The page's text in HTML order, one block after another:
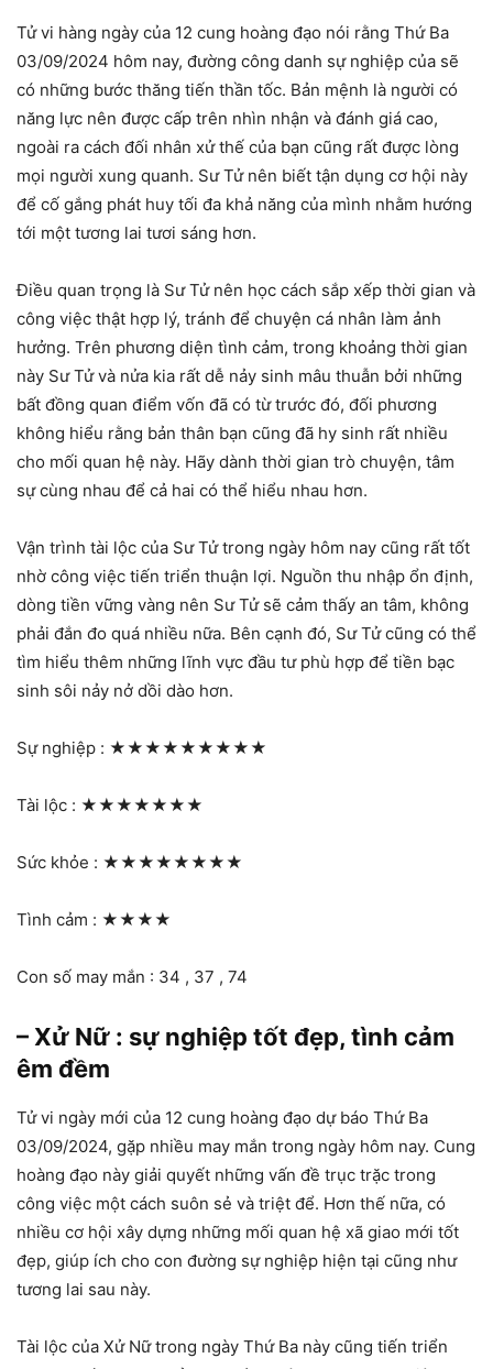
Tử vi hàng ngày của 12 cung hoàng đạo nói rằng Thứ Ba
03/09/2024 hôm nay, đường công danh sự nghiệp của sẽ
có những bước thăng tiến thần tốc. Bản mệnh là người có
năng lực nên được cấp trên nhìn nhận và đánh giá cao,
ngoài ra cách đối nhân xử thế của bạn cũng rất được lòng
mọi người xung quanh. Sư Tử nên biết tận dụng cơ hội này
để cố gắng phát huy tối đa khả năng của mình nhằm hướng
tới một tương lai tươi sáng hơn.
Điều quan trọng là Sư Tử nên học cách sắp xếp thời gian và
công việc thật hợp lý, tránh để chuyện cá nhân làm ảnh
hưởng. Trên phương diện tình cảm, trong khoảng thời gian
này Sư Tử và nửa kia rất dễ nảy sinh mâu thuẫn bởi những
bất đồng quan điểm vốn đã có từ trước đó, đối phương
không hiểu rằng bản thân bạn cũng đã hy sinh rất nhiều
cho mối quan hệ này. Hãy dành thời gian trò chuyện, tâm
sự cùng nhau để cả hai có thể hiểu nhau hơn.
Vận trình tài lộc của Sư Tử trong ngày hôm nay cũng rất tốt
nhờ công việc tiến triển thuận lợi. Nguồn thu nhập ổn định,
dòng tiền vững vàng nên Sư Tử sẽ cảm thấy an tâm, không
phải đắn đo quá nhiều nữa. Bên cạnh đó, Sư Tử cũng có thể
tìm hiểu thêm những lĩnh vực đầu tư phù hợp để tiền bạc
sinh sôi nảy nở dồi dào hơn.
Sự nghiệp : ★★★★★★★★★
Tài lộc : ★★★★★★★
Sức khỏe : ★★★★★★★★
Tình cảm : ★★★★
Con số may mắn : 34 , 37 , 74
– Xử Nữ : sự nghiệp tốt đẹp, tình cảm
êm đềm
Tử vi ngày mới của 12 cung hoàng đạo dự báo Thứ Ba
03/09/2024, gặp nhiều may mắn trong ngày hôm nay. Cung
hoàng đạo này giải quyết những vấn đề trục trặc trong
công việc một cách suôn sẻ và triệt để. Hơn thế nữa, có
nhiều cơ hội xây dựng những mối quan hệ xã giao mới tốt
đẹp, giúp ích cho con đường sự nghiệp hiện tại cũng như
tương lai sau này.
Tài lộc của Xử Nữ trong ngày Thứ Ba này cũng tiến triển